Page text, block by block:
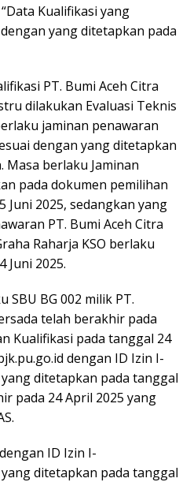
Kualifikasi yang
yang ditetapkan pada
PT. Bumi Aceh Citra
dilakukan Evaluasi Teknis
jaminan penawaran
dengan yang ditetapkan
Masa berlaku Jaminan
pada dokumen pemilihan
Juni 2025, sedangkan yang
PT. Bumi Aceh Citra
Raharja KSO berlaku
Juni 2025.
SBU BG 002 milik PT.
telah berakhir pada
Kualifikasi pada tanggal 24
dengan ID Izin I-
ditetapkan pada tanggal
pada 24 April 2025 yang
ID Izin I-
ditetapkan pada tanggal